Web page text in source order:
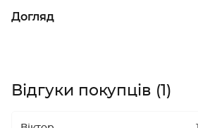
Догляд
Відгуки покупців (1)